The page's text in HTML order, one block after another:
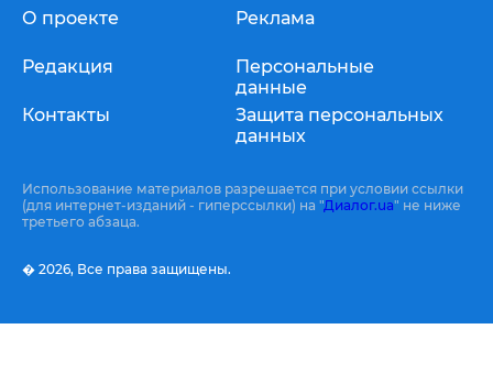
О проекте
Редакция
Контакты
Реклама
Персональные
данные
Защита персональных
данных
Использование материалов разрешается при условии ссылки
(для интернет-изданий - гиперссылки) на "Диалог.ua" не ниже
третьего абзаца.
� 2026, Все права защищены.